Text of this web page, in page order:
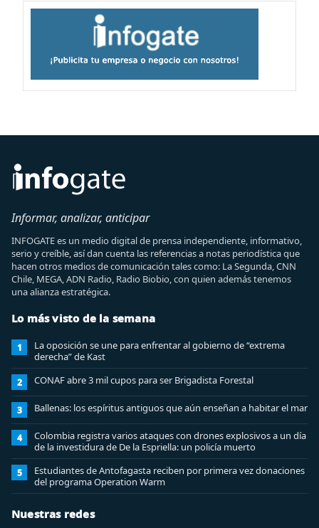
Informar, analizar, anticipar
INFOGATE es un medio digital de prensa independiente, informativo,
serio y creíble, así dan cuenta las referencias a notas periodística que
hacen otros medios de comunicación tales como: La Segunda, CNN
Chile, MEGA, ADN Radio, Radio Biobio, con quien además tenemos
una alianza estratégica.
Lo más visto de la semana
1
La oposición se une para enfrentar al gobierno de “extrema
derecha” de Kast
2 CONAF abre 3 mil cupos para ser Brigadista Forestal
3 Ballenas: los espíritus antiguos que aún enseñan a habitar el mar
4
Colombia registra varios ataques con drones explosivos a un día
de la investidura de De la Espriella: un policía muerto
5
Estudiantes de Antofagasta reciben por primera vez donaciones
del programa Operation Warm
Nuestras redes